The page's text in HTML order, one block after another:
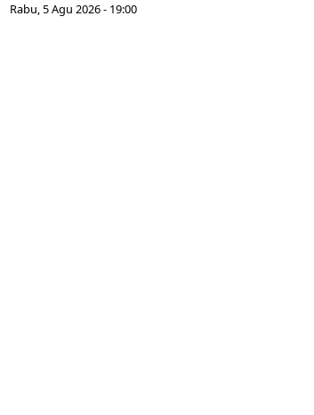
Rabu, 5 Agu 2026 - 19:00